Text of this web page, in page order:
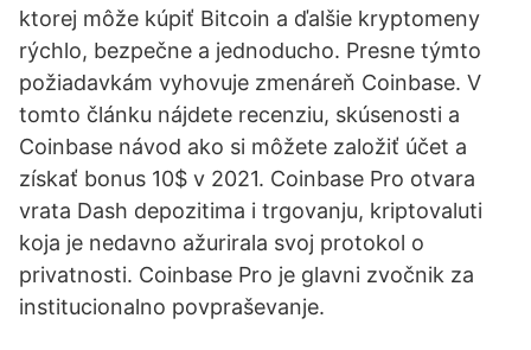
ktorej môže kúpiť Bitcoin a ďalšie kryptomeny
rýchlo, bezpečne a jednoducho. Presne týmto
požiadavkám vyhovuje zmenáreň Coinbase. V
tomto článku nájdete recenziu, skúsenosti a
Coinbase návod ako si môžete založiť účet a
získať bonus 10$ v 2021. Coinbase Pro otvara
vrata Dash depozitima i trgovanju, kriptovaluti
koja je nedavno ažurirala svoj protokol o
privatnosti. Coinbase Pro je glavni zvočnik za
institucionalno povpraševanje.